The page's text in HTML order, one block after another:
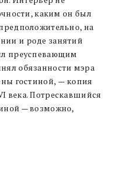
каким он был
на
и роде занятий
преуспевающим
обязанности мэра
гостиной, —копия
века. Потрескавшийся
— возможно,